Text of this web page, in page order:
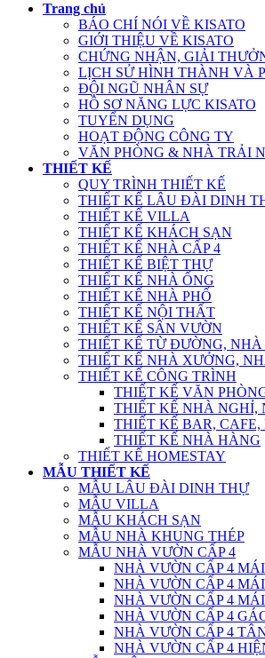
Trang chủ
BÁO CHÍ NÓI VỀ KISATO
GIỚI THIỆU VỀ KISATO
CHỨNG NHẬN, GIẢI
LỊCH SỬ HÌNH THÀNH VÀ
ĐỘI NGŨ NHÂN SỰ
HỒ SƠ NĂNG LỰC KISATO
TUYỂN DỤNG
HOẠT ĐỘNG CÔNG TY
VĂN PHÒNG & NHÀ TRẢI
THIẾT KẾ
QUY TRÌNH THIẾT KẾ
THIẾT KẾ LÂU ĐÀI DINH
THIẾT KẾ VILLA
THIẾT KẾ KHÁCH SẠN
THIẾT KẾ NHÀ CẤP 4
THIẾT KẾ BIỆT THỰ
THIẾT KẾ NHÀ ỐNG
THIẾT KẾ NHÀ PHỐ
THIẾT KẾ NỘI THẤT
THIẾT KẾ SÂN VƯỜN
THIẾT KẾ TỪ ĐƯỜNG, NHÀ
THIẾT KẾ NHÀ XƯỞNG,
THIẾT KẾ CÔNG TRÌNH
THIẾT KẾ VĂN
THIẾT KẾ NHÀ NGHỈ,
THIẾT KẾ BAR,
THIẾT KẾ NHÀ HÀNG
THIẾT KẾ HOMESTAY
MẪU THIẾT KẾ
MẪU LÂU ĐÀI DINH THỰ
MẪU VILLA
MẪU KHÁCH SẠN
MẪU NHÀ KHUNG THÉP
MẪU NHÀ VƯỜN CẤP 4
NHÀ VƯỜN CẤP 4
NHÀ VƯỜN CẤP 4
NHÀ VƯỜN CẤP 4
NHÀ VƯỜN CẤP 4
NHÀ VƯỜN CẤP 4
NHÀ VƯỜN CẤP 4